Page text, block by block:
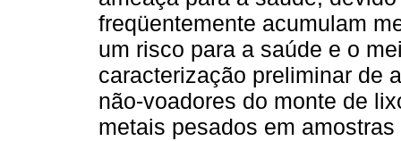
freqüentemente acumulam
um risco para a saúde e o
caracterização preliminar de
não-voadores do monte de
metais pesados em